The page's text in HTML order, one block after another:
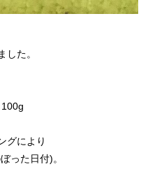
した。
グにより
った日付)。